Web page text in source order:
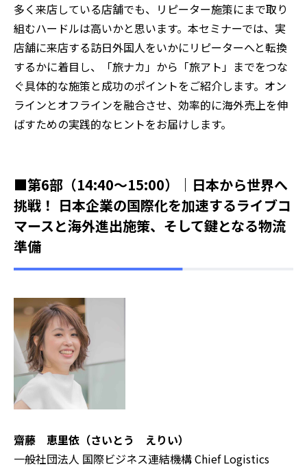
多く来店している店舗でも、リピーター施策にまで取り
組むハードルは高いかと思います。本セミナーでは、実
店舗に来店する訪日外国人をいかにリピーターへと転換
するかに着目し、「旅ナカ」から「旅アト」までをつな
ぐ具体的な施策と成功のポイントをご紹介します。オン
ラインとオフラインを融合させ、効率的に海外売上を伸
ばすための実践的なヒントをお届けします。
■第6部（14:40～15:00）｜日本から世界へ
挑戦！ 日本企業の国際化を加速するライブコ
マースと海外進出施策、そして鍵となる物流
準備
齋藤 恵里依（さいとう えりい）
一般社団法人 国際ビジネス連結機構 Chief Logistics